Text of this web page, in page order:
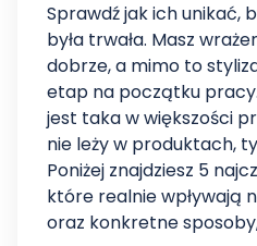
Sprawdź jak ich unikać,
była trwała. Masz
dobrze, a mimo to
etap na początku
jest taka w większości
nie leży w produktach,
Poniżej znajdziesz 5
które realnie wpływają
oraz konkretne